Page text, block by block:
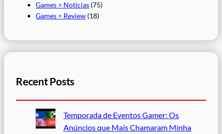
Games > Notícias (75)
Games > Review (18)
Recent Posts
Temporada de Eventos Gamer: Os
Anúncios que Mais Chamaram Minha